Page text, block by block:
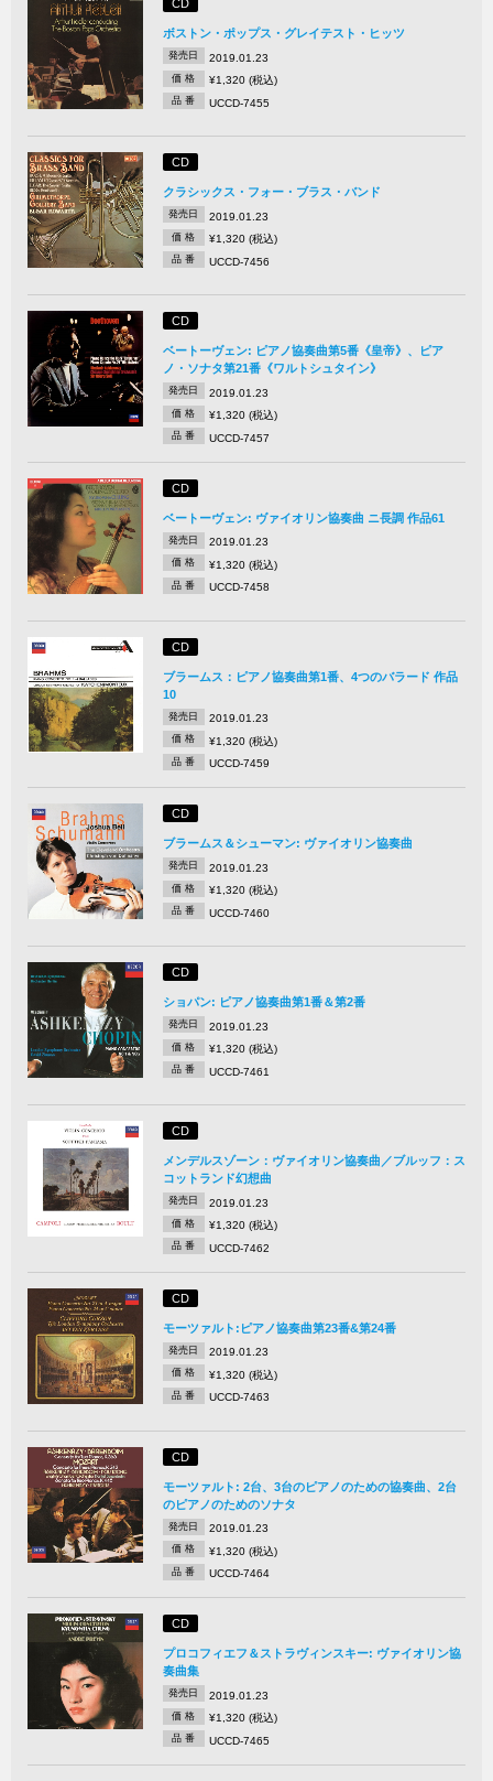
CD
ボストン・ポップス・グレイテスト・ヒッツ
発売日 2019.01.23
価 格 ¥1,320 (税込)
品 番 UCCD-7455
CD
クラシックス・フォー・ブラス・バンド
発売日 2019.01.23
価 格 ¥1,320 (税込)
品 番 UCCD-7456
CD
ベートーヴェン: ピアノ協奏曲第5番《皇帝》、ピア
ノ・ソナタ第21番《ワルトシュタイン》
発売日 2019.01.23
価 格 ¥1,320 (税込)
品 番 UCCD-7457
CD
ベートーヴェン: ヴァイオリン協奏曲 ニ長調 作品61
発売日 2019.01.23
価 格 ¥1,320 (税込)
品 番 UCCD-7458
CD
ブラームス：ピアノ協奏曲第1番、4つのバラード 作品
10
発売日 2019.01.23
価 格 ¥1,320 (税込)
品 番 UCCD-7459
CD
ブラームス＆シューマン: ヴァイオリン協奏曲
発売日 2019.01.23
価 格 ¥1,320 (税込)
品 番 UCCD-7460
CD
ショパン: ピアノ協奏曲第1番＆第2番
発売日 2019.01.23
価 格 ¥1,320 (税込)
品 番 UCCD-7461
CD
メンデルスゾーン：ヴァイオリン協奏曲／ブルッフ：ス
コットランド幻想曲
発売日 2019.01.23
価 格 ¥1,320 (税込)
品 番 UCCD-7462
CD
モーツァルト:ピアノ協奏曲第23番&第24番
発売日 2019.01.23
価 格 ¥1,320 (税込)
品 番 UCCD-7463
CD
モーツァルト: 2台、3台のピアノのための協奏曲、2台
のピアノのためのソナタ
発売日 2019.01.23
価 格 ¥1,320 (税込)
品 番 UCCD-7464
CD
プロコフィエフ＆ストラヴィンスキー: ヴァイオリン協
奏曲集
発売日 2019.01.23
価 格 ¥1,320 (税込)
品 番 UCCD-7465